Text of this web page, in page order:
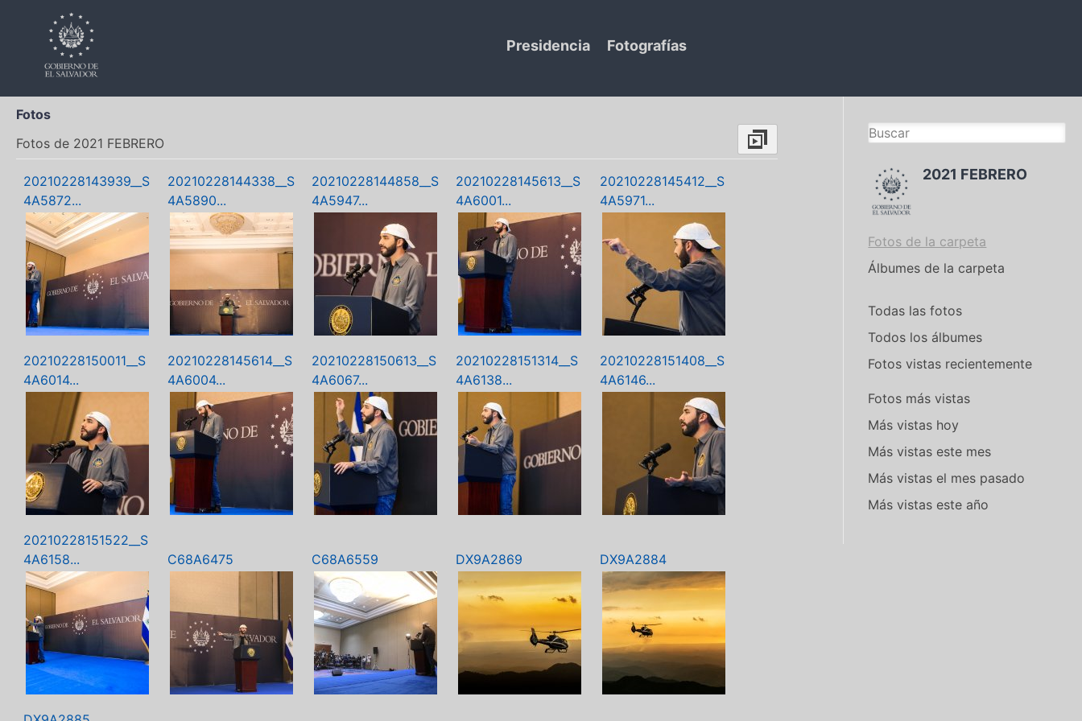
Presidencia Fotografías
Fotos
Fotos de 2021 FEBRERO
20210228143939__S
4A5872...
20210228144338__S
4A5890...
20210228144858__S
4A5947...
20210228145613__S
4A6001...
20210228145412__S
4A5971...
20210228150011__S
4A6014...
20210228145614__S
4A6004...
20210228150613__S
4A6067...
20210228151314__S
4A6138...
20210228151408__S
4A6146...
20210228151522__S
4A6158...
C68A6475 C68A6559 DX9A2869 DX9A2884
2021 FEBRERO
Fotos de la carpeta
Álbumes de la carpeta
Todas las fotos
Todos los álbumes
Fotos vistas recientemente
Fotos más vistas
Más vistas hoy
Más vistas este mes
Más vistas el mes pasado
Más vistas este año